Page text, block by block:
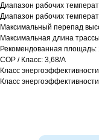
Диапазон рабочих
Диапазон рабочих
Максимальный перепад
Максимальная длина
Рекомендованная площадь:
COP / Класс: 3,68/A
Класс
Класс